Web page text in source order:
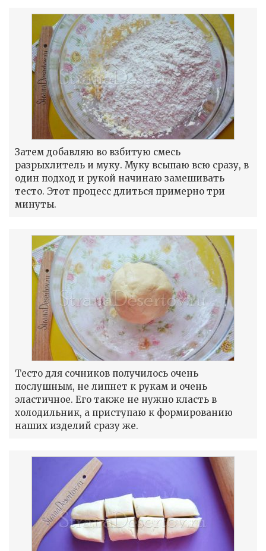
Затем добавляю во взбитую смесь
разрыхлитель и муку. Муку всыпаю всю сразу, в
один подход и рукой начинаю замешивать
тесто. Этот процесс длиться примерно три
минуты.
Тесто для сочников получилось очень
послушным, не липнет к рукам и очень
эластичное. Его также не нужно класть в
холодильник, а приступаю к формированию
наших изделий сразу же.